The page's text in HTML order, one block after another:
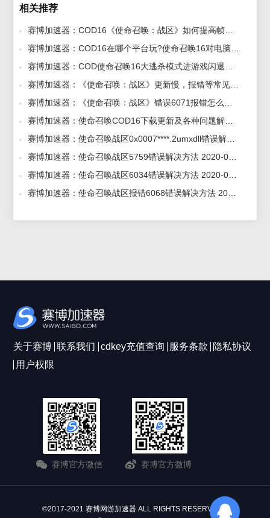
相关推荐
关于赛博 联系我们 cdkey充值查询 服务条款
隐私协议
用户权限
赛博官方微信 赛博官方微博
©2017-2021 赛博网游加速器 ALL RIGHTS RESERVERD